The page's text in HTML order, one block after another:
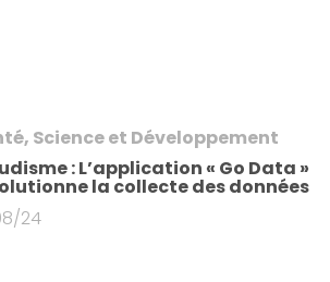
Science et Développement
: L’application « Go Data »
la collecte des données
24